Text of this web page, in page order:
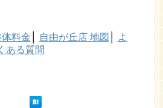
料金 自由が丘店 地図
よ
ある質問